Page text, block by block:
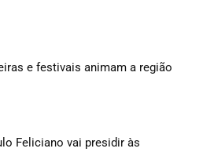
e festivais animam a região
Feliciano vai presidir às